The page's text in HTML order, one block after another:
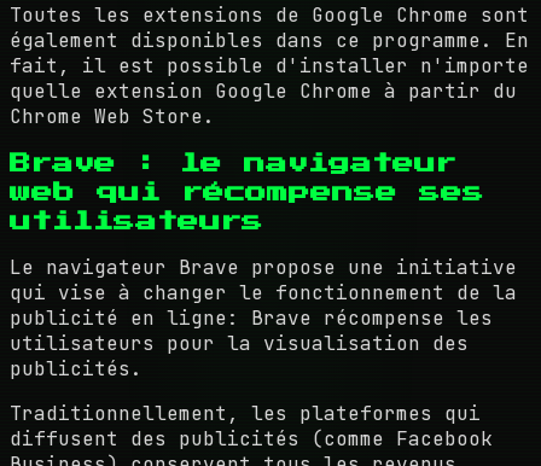
Toutes les extensions de Google Chrome sont
également disponibles dans ce programme. En
fait, il est possible d'installer n'importe
quelle extension Google Chrome à partir du
Chrome Web Store.
Brave : le navigateur
web qui récompense ses
utilisateurs
Le navigateur Brave propose une initiative
qui vise à changer le fonctionnement de la
publicité en ligne: Brave récompense les
utilisateurs pour la visualisation des
publicités.
Traditionnellement, les plateformes qui
diffusent des publicités (comme Facebook